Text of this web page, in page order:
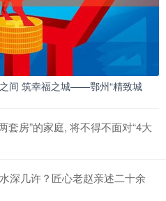
间 筑幸福之城——鄂州“精致城
套房”的家庭, 将不得不面对“4大
深几许？匠心老赵亲述二十余